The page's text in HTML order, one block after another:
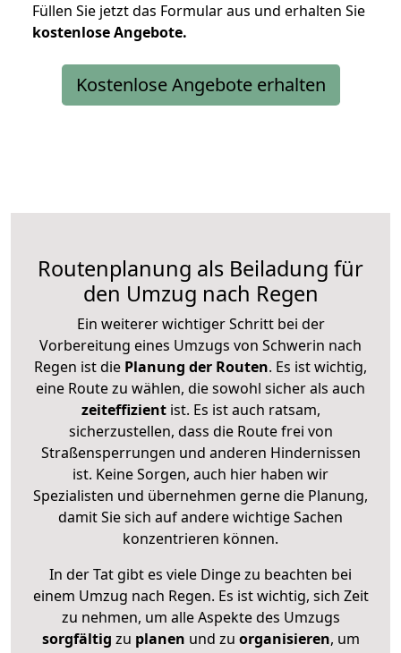
Füllen Sie jetzt das Formular aus und erhalten Sie
kostenloseAngebote.
Kostenlose Angebote erhalten
Routenplanung als Beiladung für
den Umzug nach Regen
Ein weiterer wichtiger Schritt bei der
Vorbereitung eines Umzugs von Schwerin nach
Regen ist die Planung der Routen. Es ist wichtig,
eine Route zu wählen, die sowohl sicher als auch
zeiteffizientist. Es ist auch ratsam,
sicherzustellen, dass die Route frei von
Straßensperrungen und anderen Hindernissen
ist. Keine Sorgen, auch hier haben wir
Spezialisten und übernehmen gerne die Planung,
damit Sie sich auf andere wichtige Sachen
konzentrieren können.
In der Tat gibt es viele Dinge zu beachten bei
einem Umzug nach Regen. Es ist wichtig, sich Zeit
zu nehmen, um alle Aspekte des Umzugs
sorgfältig zu planen und zu organisieren, um